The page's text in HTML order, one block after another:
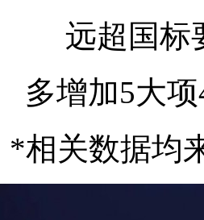
远超国标
多增加5大
*相关数据均